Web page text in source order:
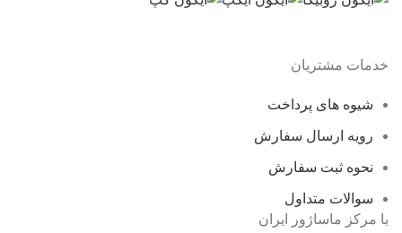
خدمات مشتریان
شیوه های پرداخت
رویه ارسال سفارش
نحوه ثبت سفارش
سوالات متداول
با مرکز ماساژور ایران